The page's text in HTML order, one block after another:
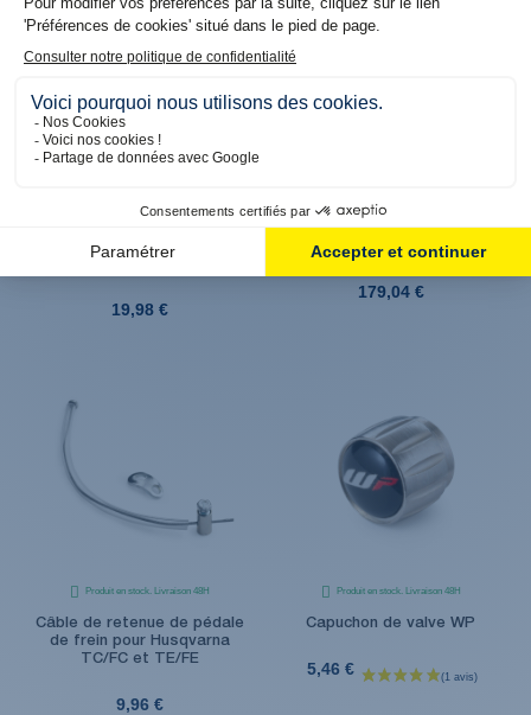
Bouchon de réservoir de
anodisé Bleu pour TC/FC
19,98 €
Butée d'amortisseur de
direction pour Husqvarna
TC/FC (16-22)
179,04 €
Produit en stock. Livraison 48H
Câble de retenue de pédale
de frein pour Husqvarna
TC/FC et TE/FE
9,96 €
Produit en stock. Livraison 48H
Capuchon de valve WP
5,46 €